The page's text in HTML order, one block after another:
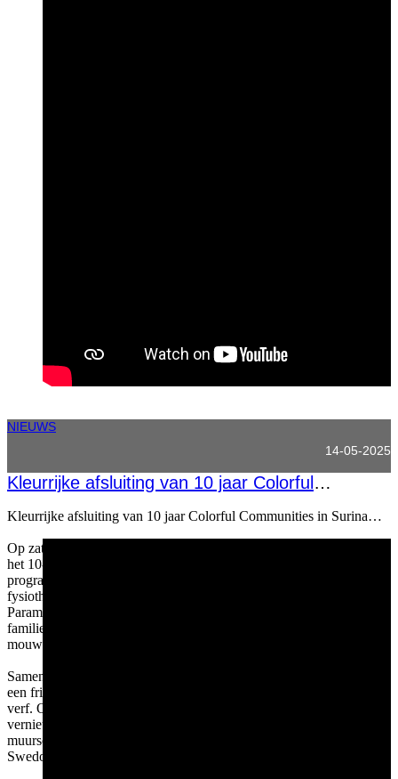
NIEUWS
14-05-2025
Kleurrijke afsluiting van 10 jaar Colorful
Kleurrijke afsluiting van 10 jaar Colorful Communities in Suriname
Op zaterdag 19 april 2025 vierde PPG Varossieau Suriname N.V.
het 10-jarig jubileum van het wereldwijde Colorful Communities-
programma met een bijzondere opknapbeurt van de
fysiotherapieafdeling van het enige Revalidatiecentrum in
Paramaribo. Maar liefst 90 vrijwilligers, waaronder medewerkers,
familieleden en fysiotherapeuten zelf, staken de handen uit de
mouwen.
Samen gaven wij de wachtruimtes, behandelkamers en het meubilair
een frisse en inspirerende uitstraling met onze duurzame Historex-
verf. Ook buiten werd geschilderd, plafonds en muren werden
vernieuwd, en het geheel werd afgewerkt met kleurrijke
muurschilderingen van kunstenaars Fabian de Randami en Claudio
Swedo.